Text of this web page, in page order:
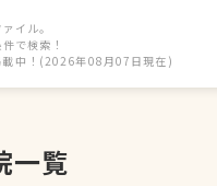
イル。
で検索！
中！(2026年08月07日現在)
一覧